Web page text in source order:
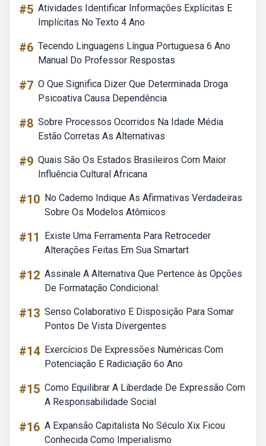
#5 Atividades Identificar Informações Explícitas E
Implícitas No Texto 4 Ano
#6 Tecendo Linguagens Língua Portuguesa 6 Ano
Manual Do Professor Respostas
#7 O Que Significa Dizer Que Determinada Droga
Psicoativa Causa Dependência
#8 Sobre Processos Ocorridos Na Idade Média
Estão Corretas As Alternativas
#9 Quais São Os Estados Brasileiros Com Maior
Influência Cultural Africana
#10 No Caderno Indique As Afirmativas Verdadeiras
Sobre Os Modelos Atômicos
#11
Existe Uma Ferramenta Para Retroceder
Alterações Feitas Em Sua Smartart
#12 Assinale A Alternativa Que Pertence às Opções
De Formatação Condicional:
#13 Senso Colaborativo E Disposição Para Somar
Pontos De Vista Divergentes
#14 Exercícios De Expressões Numéricas Com
Potenciação E Radiciação 6o Ano
#15 Como Equilibrar A Liberdade De Expressão Com
A Responsabilidade Social
#16 A Expansão Capitalista No Século Xix Ficou
Conhecida Como Imperialismo